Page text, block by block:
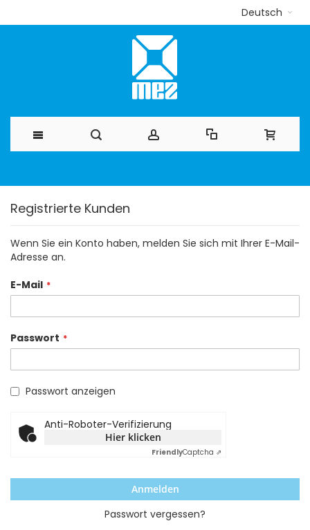
Deutsch
Inhalt
Registrierte Kunden
Wenn Sie ein Konto haben, melden Sie sich mit Ihrer E-Mail-
Adresse an.
E-Mail
Passwort
Passwort anzeigen
Anti-Roboter-Verifizierung
Hier klicken
FriendlyCaptcha ⇗
Anmelden
Passwort vergessen?